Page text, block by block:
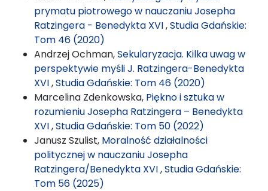
prymatu piotrowego w nauczaniu Josepha
Ratzingera - Benedykta XVI,Studia Gdańskie:
Tom 46 (2020)
Andrzej Ochman,Sekularyzacja. Kilka uwag w
perspektywie myśli J. Ratzingera-Benedykta
XVI,Studia Gdańskie: Tom 46 (2020)
Marcelina Zdenkowska, Piękno i sztuka w
rozumieniu Josepha Ratzingera – Benedykta
XVI,Studia Gdańskie: Tom 50 (2022)
Janusz Szulist, Moralność działalności
politycznej w nauczaniu Josepha
Ratzingera/Benedykta XVI,Studia Gdańskie:
Tom 56 (2025)